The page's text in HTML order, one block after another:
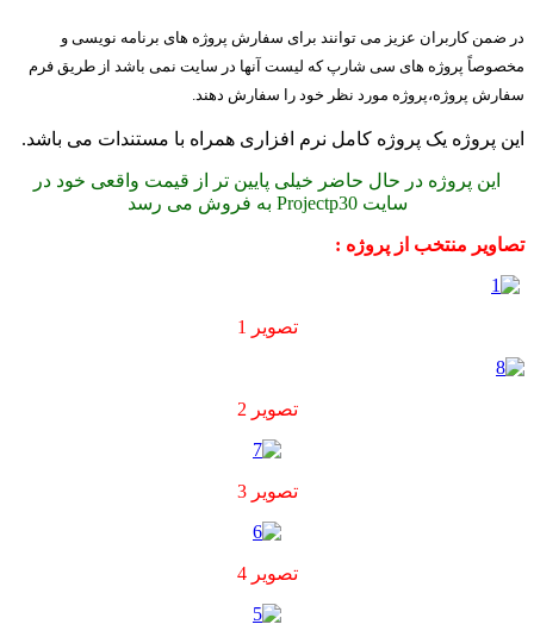
در ضمن کاربران عزیز می توانند برای سفارش پروژه های برنامه نویسی و
مخصوصاً پروژه های سی شارپ که لیست آنها در سایت نمی باشد از طریق فرم
سفارش پروژه،پروژه مورد نظر خود را سفارش دهند
این پروژه یک پروژه کامل نرم افزاری همراه با مستندات می باشد.
این پروژه در حال حاضر خیلی پایین تر از قیمت واقعی خود در
سایتProjectp30 به فروش می رسد
تصاویر منتخب از پروژه :
تصویر 1
تصویر 2
تصویر 3
تصویر 4